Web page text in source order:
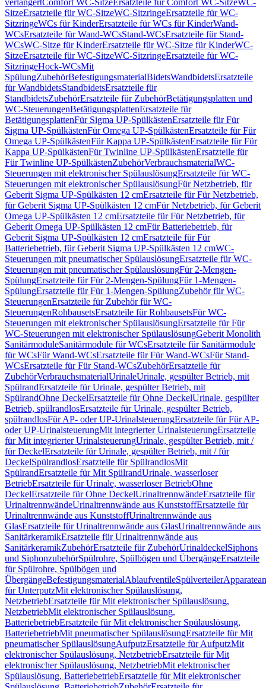
verlängertComfort WC-SitzeErsatzteile für Comfort WC-SitzeWC-
SitzeErsatzteile für WC-SitzeWC-SitzringeErsatzteile für WC-
SitzringeWCs für KinderErsatzteile für WCs für KinderWand-
WCsErsatzteile für Wand-WCsStand-WCsErsatzteile für Stand-
WCsWC-Sitze für KinderErsatzteile für WC-Sitze für KinderWC-
SitzeErsatzteile für WC-SitzeWC-SitzringeErsatzteile für WC-
SitzringeHock-WCsMit
SpülungZubehörBefestigungsmaterialBidetsWandbidetsErsatzteile
für WandbidetsStandbidetsErsatzteile für
StandbidetsZubehörErsatzteile für ZubehörBetätigungsplatten und
WC-SteuerungenBetätigungsplattenErsatzteile für
BetätigungsplattenFür Sigma UP-SpülkästenErsatzteile für Für
Sigma UP-SpülkästenFür Omega UP-SpülkästenErsatzteile für Für
Omega UP-SpülkästenFür Kappa UP-SpülkästenErsatzteile für Für
Kappa UP-SpülkästenFür Twinline UP-SpülkästenErsatzteile für
Für Twinline UP-SpülkästenZubehörVerbrauchsmaterialWC-
Steuerungen mit elektronischer SpülauslösungErsatzteile für WC-
Steuerungen mit elektronischer SpülauslösungFür Netzbetrieb, für
Geberit Sigma UP-Spülkästen 12 cmErsatzteile für Für Netzbetrieb,
für Geberit Sigma UP-Spülkästen 12 cmFür Netzbetrieb, für Geberit
Omega UP-Spülkästen 12 cmErsatzteile für Für Netzbetrieb, für
Geberit Omega UP-Spülkästen 12 cmFür Batteriebetrieb, für
Geberit Sigma UP-Spülkästen 12 cmErsatzteile für Für
Batteriebetrieb, für Geberit Sigma UP-Spülkästen 12 cmWC-
Steuerungen mit pneumatischer SpülauslösungErsatzteile für WC-
Steuerungen mit pneumatischer SpülauslösungFür 2-Mengen-
SpülungErsatzteile für Für 2-Mengen-SpülungFür 1-Mengen-
SpülungErsatzteile für Für 1-Mengen-SpülungZubehör für WC-
SteuerungenErsatzteile für Zubehör für WC-
SteuerungenRohbausetsErsatzteile für RohbausetsFür WC-
Steuerungen mit elektronischer SpülauslösungErsatzteile für Für
WC-Steuerungen mit elektronischer SpülauslösungGeberit Monolith
SanitärmoduleSanitärmodule für WCsErsatzteile für Sanitärmodule
für WCsFür Wand-WCsErsatzteile für Für Wand-WCsFür Stand-
WCsErsatzteile für Für Stand-WCsZubehörErsatzteile für
ZubehörVerbrauchsmaterialUrinaleUrinale, gespülter Betrieb, mit
SpülrandErsatzteile für Urinale, gespülter Betrieb, mit
SpülrandOhne DeckelErsatzteile für Ohne DeckelUrinale, gespülter
Betrieb, spülrandlosErsatzteile für Urinale, gespülter Betrieb,
spülrandlosFür AP- oder UP-UrinalsteuerungErsatzteile für Für AP-
oder UP-UrinalsteuerungMit integrierter UrinalsteuerungErsatzteile
für Mit integrierter UrinalsteuerungUrinale, gespülter Betrieb, mit /
für DeckelErsatzteile für Urinale, gespülter Betrieb, mit / für
DeckelSpülrandlosErsatzteile für SpülrandlosMit
SpülrandErsatzteile für Mit SpülrandUrinale, wasserloser
BetriebErsatzteile für Urinale, wasserloser BetriebOhne
DeckelErsatzteile für Ohne DeckelUrinaltrennwändeErsatzteile für
UrinaltrennwändeUrinaltrennwände aus KunststoffErsatzteile für
Urinaltrennwände aus KunststoffUrinaltrennwände aus
GlasErsatzteile für Urinaltrennwände aus GlasUrinaltrennwände aus
SanitärkeramikErsatzteile für Urinaltrennwände aus
SanitärkeramikZubehörErsatzteile für ZubehörUrinaldeckelSiphons
und SiphonzubehörSpülrohre, Spülbögen und ÜbergängeErsatzteile
für Spülrohre, Spülbögen und
ÜbergängeBefestigungsmaterialAblaufventileSpülverteiler
für UnterputzMit elektronischer Spülauslösung,
NetzbetriebErsatzteile für Mit elektronischer Spülauslösung,
NetzbetriebMit elektronischer Spülauslösung,
BatteriebetriebErsatzteile für Mit elektronischer Spülauslösung,
BatteriebetriebMit pneumatischer SpülauslösungErsatzteile für Mit
pneumatischer SpülauslösungAufputzErsatzteile für AufputzMit
elektronischer Spülauslösung, NetzbetriebErsatzteile für Mit
elektronischer Spülauslösung, NetzbetriebMit elektronischer
Spülauslösung, BatteriebetriebErsatzteile für Mit elektronischer